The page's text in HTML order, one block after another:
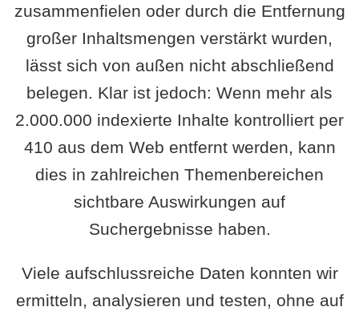
zusammenfielen oder durch die Entfernung
großer Inhaltsmengen verstärkt wurden,
lässt sich von außen nicht abschließend
belegen. Klar ist jedoch: Wenn mehr als
2.000.000 indexierte Inhalte kontrolliert per
410 aus dem Web entfernt werden, kann
dies in zahlreichen Themenbereichen
sichtbare Auswirkungen auf
Suchergebnisse haben.
Viele aufschlussreiche Daten konnten wir
ermitteln, analysieren und testen, ohne auf